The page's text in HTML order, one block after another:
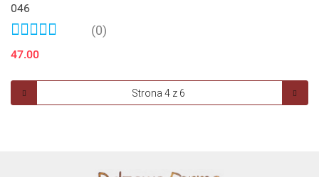
046
(0)
47.00